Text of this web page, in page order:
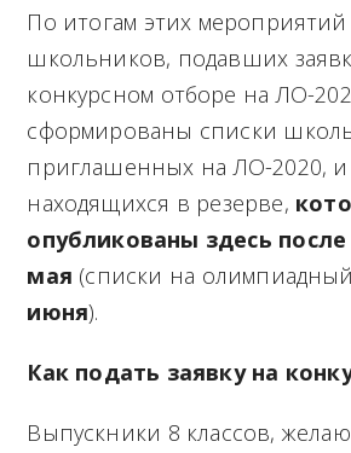
По итогам этих мероприятий
школьников, подавших
конкурсном отборе на ЛО-
сформированы списки
приглашенных на ЛО-2020,
находящихся в резерве,
опубликованы здесь после
мая (списки на
июня).
Как подать заявку на
Выпускники 8 классов,